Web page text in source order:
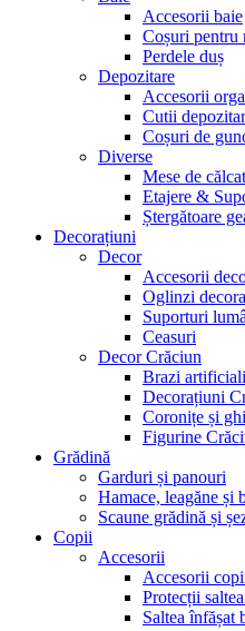
Accesorii baie
Coșuri pentru
Perdele duș
Depozitare
Accesorii
Cutii
Coșuri de
Diverse
Mese de călcat
Etajere &
Ștergătoare
Decorațiuni
Decor
Accesorii
Oglinzi
Suporturi
Ceasuri
Decor Crăciun
Brazi artificiali
Decorațiuni
Coronițe și
Figurine
Grădină
Garduri și panouri
Hamace, leagăne și
Scaune grădină și
Copii
Accesorii
Accesorii
Protecții
Saltea înfășat